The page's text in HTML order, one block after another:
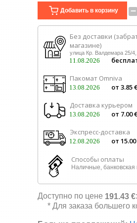
Добавить в корзину –
Без доставки
магазине)
улица Кр. Валдемара 25/
11.08.2026
Пакомат Omniva
13.08.2026
от 3.85 €
Доставка курьером
13.08.2026
от 7.00 €
Экспресс-доставка
12.08.2026 от
Способы оплаты
Наличные, банковская
Доступно по цене 191.43 €:
* Для заказа большего